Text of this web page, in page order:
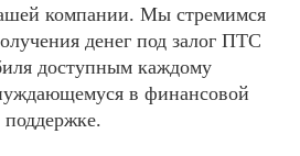
компании. Мы стремимся
денег под залог ПТС
доступным каждому
в финансовой
поддержке.